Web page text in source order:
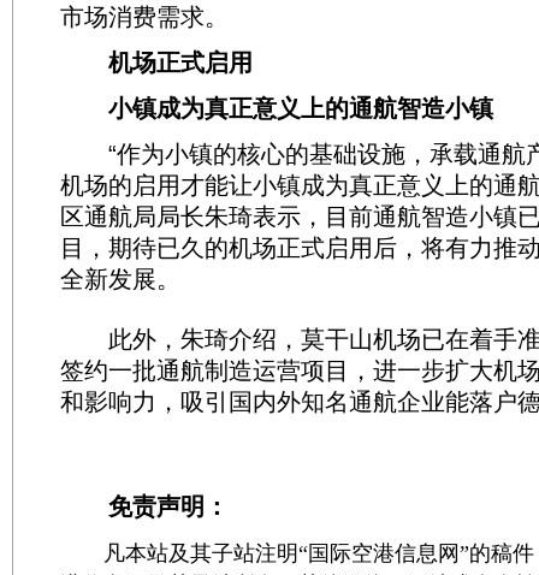
市场消费需求。
机场正式启用
小镇成为真正意义上的通航智造小镇
“作为小镇的核心的基础设施，承载通航
机场的启用才能让小镇成为真正意义上的通
区通航局局长朱琦表示，目前通航智造小镇
目，期待已久的机场正式启用后，将有力推
全新发展。
此外，朱琦介绍，莫干山机场已在着手
签约一批通航制造运营项目，进一步扩大机
和影响力，吸引国内外知名通航企业能落户
免责声明：
凡本站及其子站注明“国际空港信息网”的稿件